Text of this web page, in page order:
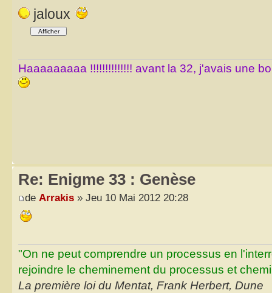
jaloux
Haaaaaaaaa !!!!!!!!!!!!!! avant la 32, j'avais une
Re: Enigme 33 : Genèse
de Arrakis » Jeu 10 Mai 2012 20:28
"On ne peut comprendre un processus en
rejoindre le cheminement du processus et
La première loi du Mentat, Frank Herbert, Dune